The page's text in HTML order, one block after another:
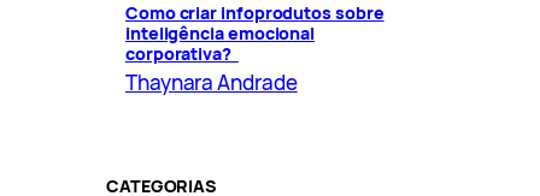
Como criar infoprodutos sobre
inteligência emocional
corporativa?
Thaynara Andrade
CATEGORIAS